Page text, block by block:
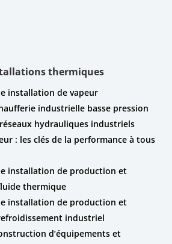
thermiques
installation de vapeur
industrielle basse pression
hydrauliques industriels
: les clés de la performance à tous
installation de production et
thermique
installation de production et
industriel
d’équipements et